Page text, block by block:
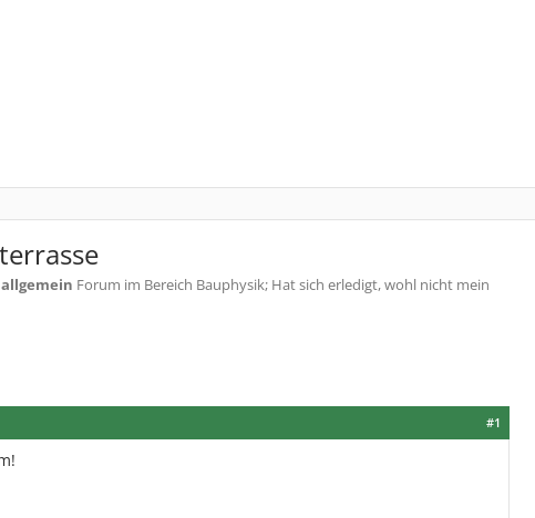
Forum im Bereich Bauphysik; Hat sich erledigt, wohl nicht mein
#1